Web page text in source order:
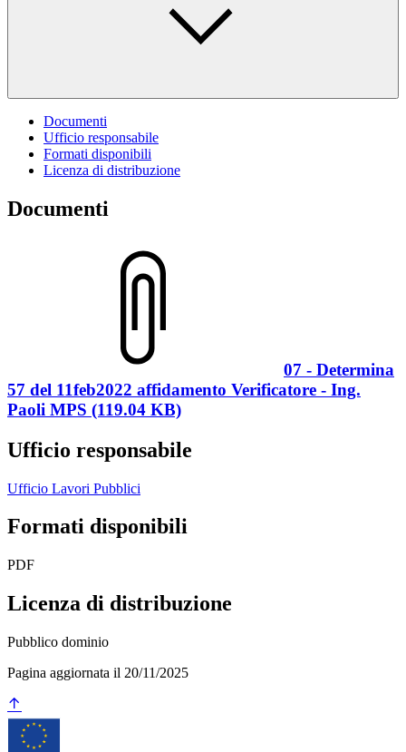
Documenti
Ufficio responsabile
Formati disponibili
Licenza di distribuzione
Documenti
07 - Determina
57 del 11feb2022 affidamento Verificatore - Ing.
Paoli MPS (119.04 KB)
Ufficio responsabile
Ufficio Lavori Pubblici
Formati disponibili
PDF
Licenza di distribuzione
Pubblico dominio
Pagina aggiornata il 20/11/2025